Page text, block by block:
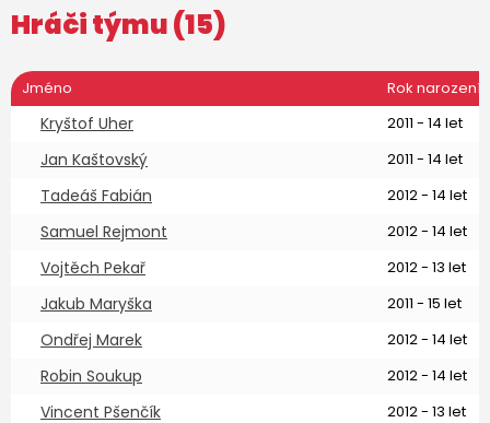
Hráči týmu (15)
Jméno Rok narození
Kryštof Uher 2011 - 14 let
Jan Kaštovský 2011 - 14 let
Tadeáš Fabián 2012 - 14 let
Samuel Rejmont 2012 - 14 let
Vojtěch Pekař 2012 - 13 let
Jakub Maryška 2011 - 15 let
Ondřej Marek 2012 - 14 let
Robin Soukup 2012 - 14 let
Vincent Pšenčík 2012 - 13 let